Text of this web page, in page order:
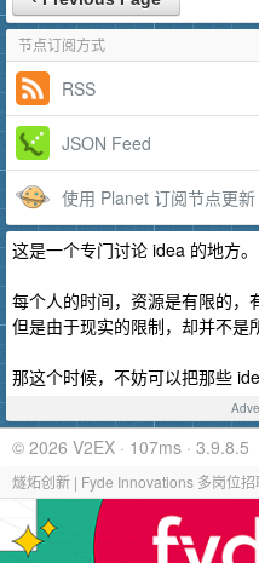
节点订阅方式
RSS
JSON Feed
使用 Planet 订阅节点更新
这是一个专门讨论 idea 的地方。
每个人的时间，资源是有限的，
但是由于现实的限制，却并不是
那这个时候，不妨可以把那些
© 2026 V2EX · 107ms · 3.9.8.5
燧炻创新 | Fyde Innovations 多岗位招